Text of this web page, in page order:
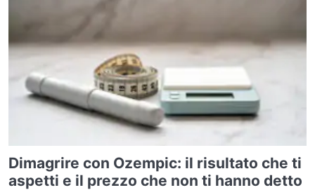
Dimagrire con Ozempic: il risultato che ti
aspetti e il prezzo che non ti hanno detto